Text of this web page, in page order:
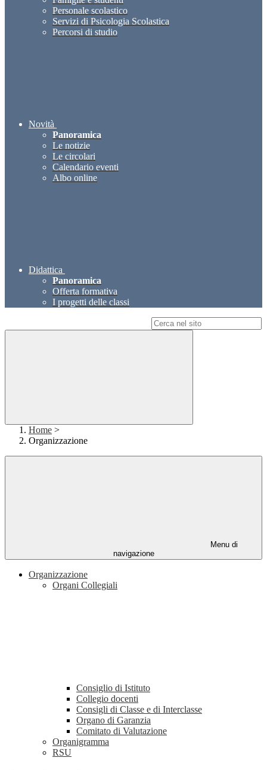
Personale scolastico
Servizi di Psicologia Scolastica
Percorsi di studio
Novità
Panoramica
Le notizie
Le circolari
Calendario eventi
Albo online
Didattica
Panoramica
Offerta formativa
I progetti delle classi
Home >
Organizzazione
Menu di
navigazione
Organizzazione
Organi Collegiali
Consiglio di Istituto
Collegio docenti
Consigli di Classe e di Interclasse
Organo di Garanzia
Comitato di Valutazione
Organigramma
RSU